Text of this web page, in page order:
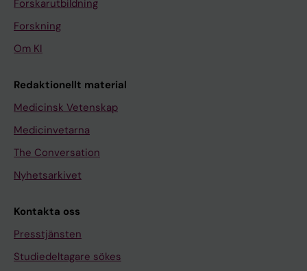
Forskarutbildning
Forskning
Om KI
Redaktionellt material
Medicinsk Vetenskap
Medicinvetarna
The Conversation
Nyhetsarkivet
Kontakta oss
Presstjänsten
Studiedeltagare sökes